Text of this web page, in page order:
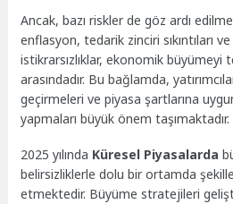
Ancak, bazı riskler de göz ardı
enflasyon, tedarik zinciri sıkıntıları
istikrarsızlıklar, ekonomik
arasındadır. Bu bağlamda,
geçirmeleri ve piyasa şartlarına
yapmaları büyük önem taşımaktadır.
2025 yılında Küresel Piyasalarda
belirsizliklerle dolu bir ortamda
etmektedir. Büyüme stratejileri